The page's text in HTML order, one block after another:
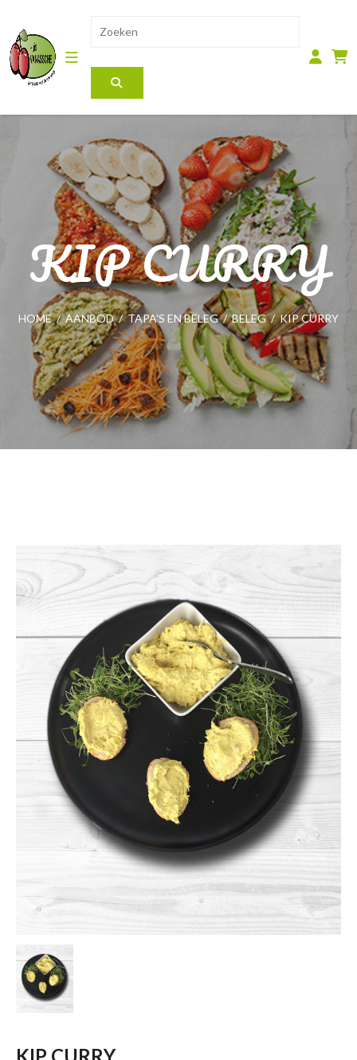
KIP CURRY
HOME / AANBOD / TAPA'S EN BELEG / BELEG / KIP CURRY